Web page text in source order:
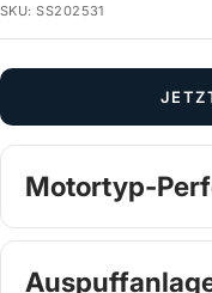
SKU:SS202531
Motortyp-
Wähle dein